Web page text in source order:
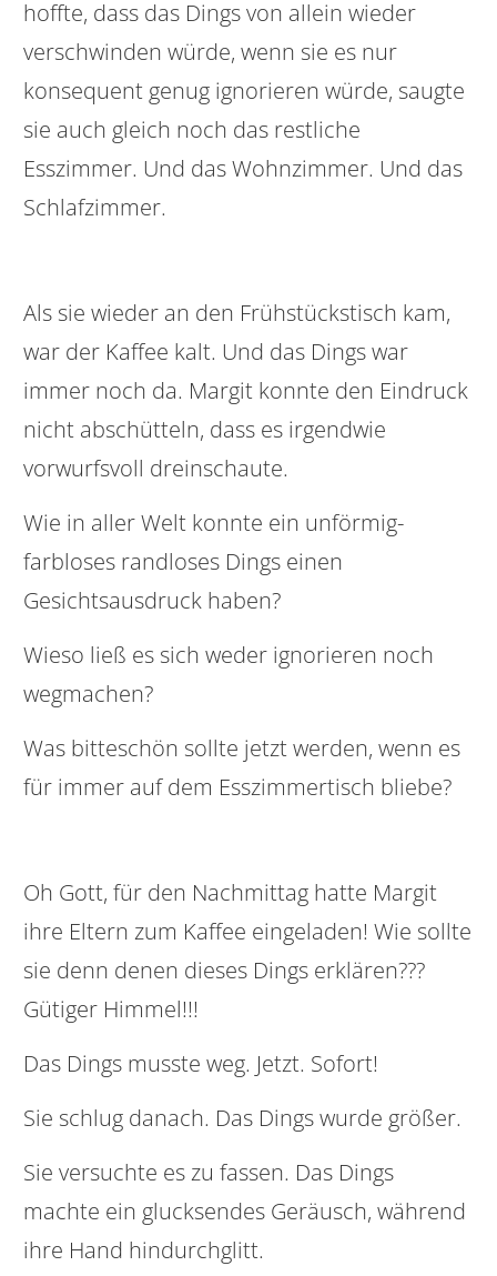
hoffte, dass das Dings von allein wieder
verschwinden würde, wenn sie es nur
konsequent genug ignorieren würde, saugte
sie auch gleich noch das restliche
Esszimmer. Und das Wohnzimmer. Und das
Schlafzimmer.
Als sie wieder an den Frühstückstisch kam,
war der Kaffee kalt. Und das Dings war
immer noch da. Margit konnte den Eindruck
nicht abschütteln, dass es irgendwie
vorwurfsvoll dreinschaute.
Wie in aller Welt konnte ein unförmig-
farbloses randloses Dings einen
Gesichtsausdruck haben?
Wieso ließ es sich weder ignorieren noch
wegmachen?
Was bitteschön sollte jetzt werden, wenn es
für immer auf dem Esszimmertisch bliebe?
Oh Gott, für den Nachmittag hatte Margit
ihre Eltern zum Kaffee eingeladen! Wie sollte
sie denn denen dieses Dings erklären???
Gütiger Himmel!!!
Das Dings musste weg. Jetzt. Sofort!
Sie schlug danach. Das Dings wurde größer.
Sie versuchte es zu fassen. Das Dings
machte ein glucksendes Geräusch, während
ihre Hand hindurchglitt.